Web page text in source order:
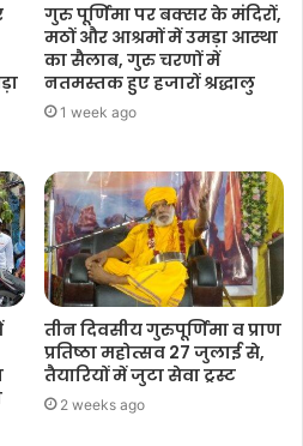
गुरु पूर्णिमा पर बक्सर के मंदिरों,
मठों और आश्रमों में उमड़ा आस्था
का सैलाब, गुरु चरणों में
नतमस्तक हुए हजारों श्रद्धालु
1 week ago
तीन दिवसीय गुरुपूर्णिमा व प्राण
प्रतिष्ठा महोत्सव 27 जुलाई से,
तैयारियों में जुटा सेवा ट्रस्ट
2 weeks ago